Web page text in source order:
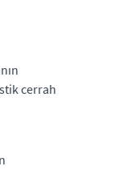
cerrah